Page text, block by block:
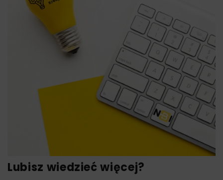
Lubisz wiedzieć więcej?